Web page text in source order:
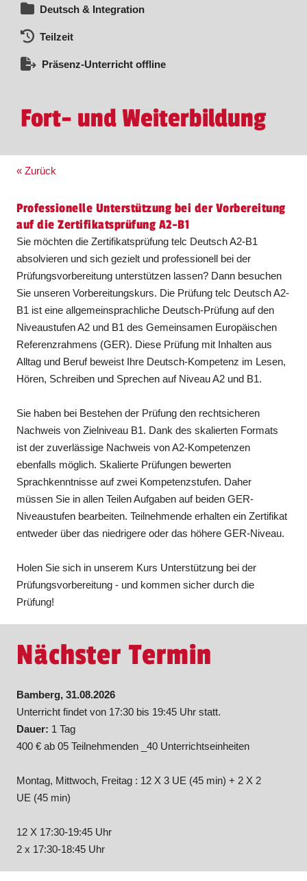
Deutsch & Integration
Teilzeit
Präsenz-Unterricht offline
Fort- und Weiterbildung
« Zurück
Professionelle Unterstützung bei der Vorbereitung
auf die Zertifikatsprüfung A2-B1
Sie möchten die Zertifikatsprüfung telc Deutsch A2-B1
absolvieren und sich gezielt und professionell bei der
Prüfungsvorbereitung unterstützen lassen? Dann besuchen
Sie unseren Vorbereitungskurs. Die Prüfung telc Deutsch A2-
B1 ist eine allgemeinsprachliche Deutsch-Prüfung auf den
Niveaustufen A2 und B1 des Gemeinsamen Europäischen
Referenzrahmens (GER). Diese Prüfung mit Inhalten aus
Alltag und Beruf beweist Ihre Deutsch-Kompetenz im Lesen,
Hören, Schreiben und Sprechen auf Niveau A2 und B1.
Sie haben bei Bestehen der Prüfung den rechtsicheren
Nachweis von Zielniveau B1. Dank des skalierten Formats
ist der zuverlässige Nachweis von A2-Kompetenzen
ebenfalls möglich. Skalierte Prüfungen bewerten
Sprachkenntnisse auf zwei Kompetenzstufen. Daher
müssen Sie in allen Teilen Aufgaben auf beiden GER-
Niveaustufen bearbeiten. Teilnehmende erhalten ein Zertifikat
entweder über das niedrigere oder das höhere GER-Niveau.
Holen Sie sich in unserem Kurs Unterstützung bei der
Prüfungsvorbereitung - und kommen sicher durch die
Prüfung!
Nächster Termin
Bamberg, 31.08.2026
Unterricht findet von 17:30 bis 19:45 Uhr statt.
Dauer: 1 Tag
400 € ab 05 Teilnehmenden _40 Unterrichtseinheiten
Montag, Mittwoch, Freitag : 12 X 3 UE (45 min) + 2 X 2
UE (45 min)
12 X 17:30-19:45 Uhr
2 x 17:30-18:45 Uhr